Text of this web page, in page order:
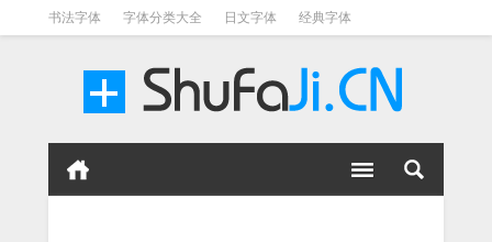
书法字体 字体分类大全 日文字体 经典字体